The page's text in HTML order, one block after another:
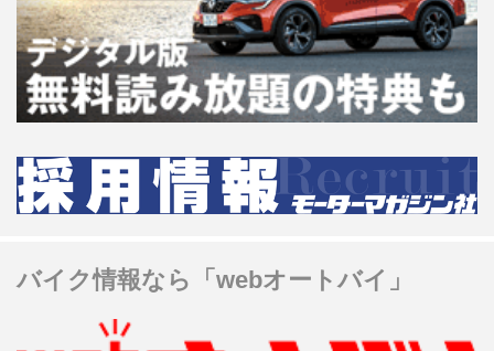
バイク情報なら「webオートバイ」